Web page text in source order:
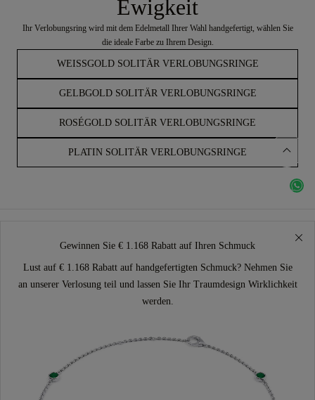
Ewigkeit
Ihr Verlobungsring wird mit dem Edelmetall Ihrer Wahl handgefertigt, wählen Sie
die ideale Farbe zu Ihrem Design.
WEISSGOLD SOLITÄR VERLOBUNGSRINGE
GELBGOLD SOLITÄR VERLOBUNGSRINGE
ROSÉGOLD SOLITÄR VERLOBUNGSRINGE
PLATIN SOLITÄR VERLOBUNGSRINGE
Gewinnen Sie € 1.168 Rabatt auf Ihren Schmuck
Lust auf € 1.168 Rabatt auf handgefertigten Schmuck? Nehmen Sie
an unserer Verlosung teil und lassen Sie Ihr Traumdesign Wirklichkeit
werden.